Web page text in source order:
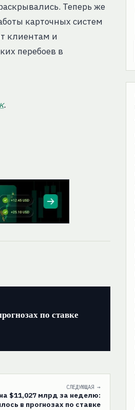
Теперь же
карточных систем
клиентам и
перебоев в
.
по ставке
СЛЕДУЮЩАЯ →
$11,027 млрд за неделю:
в прогнозах по ставке